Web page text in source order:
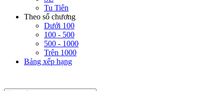
Tu Tiên
Theo số chương
Dưới 100
100 - 500
500 - 1000
Trên 1000
Bảng xếp hạng